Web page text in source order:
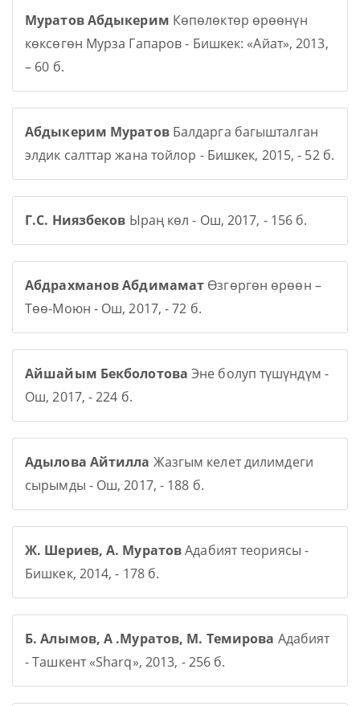
Муратов Абдыкерим Көпөлөктөр өрөөнүн
көксөгөн Мурза Гапаров - Бишкек: «Айат», 2013,
– 60 б.
Абдыкерим МуратовБалдарга багышталган
элдик салттар жана тойлор - Бишкек, 2015, - 52 б.
Г.С. Ниязбеков Ыраң көл - Ош, 2017, - 156 б.
Абдрахманов Абдимамат Өзгөргөн өрөөн –
Төө-Моюн - Ош, 2017, - 72 б.
Айшайым Бекболотова Эне болуп түшүндүм -
Ош, 2017, - 224 б.
Адылова Айтилла Жазгым келет дилимдеги
сырымды - Ош, 2017, - 188 б.
Ж. Шериев, А. МуратовАдабият теориясы -
Бишкек, 2014, - 178 б.
Б. Алымов, А .Муратов, М. Темирова Адабият
- Ташкент «Sharq», 2013, - 256 б.